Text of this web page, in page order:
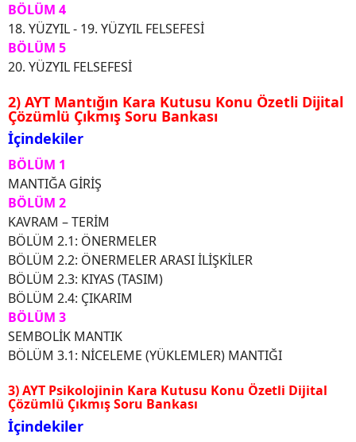
BÖLÜM 4
18. YÜZYIL - 19. YÜZYIL FELSEFESİ
BÖLÜM 5
20. YÜZYIL FELSEFESİ
2) AYT Mantığın Kara Kutusu Konu Özetli Dijital
Çözümlü Çıkmış Soru Bankası
İçindekiler
BÖLÜM 1
MANTIĞA GİRİŞ
BÖLÜM 2
KAVRAM – TERİM
BÖLÜM 2.1: ÖNERMELER
BÖLÜM 2.2: ÖNERMELER ARASI İLİŞKİLER
BÖLÜM 2.3: KIYAS (TASIM)
BÖLÜM 2.4: ÇIKARIM
BÖLÜM 3
SEMBOLİK MANTIK
BÖLÜM 3.1: NİCELEME (YÜKLEMLER) MANTIĞI
3) AYT Psikolojinin Kara Kutusu Konu Özetli Dijital
Çözümlü Çıkmış Soru Bankası
İçindekiler